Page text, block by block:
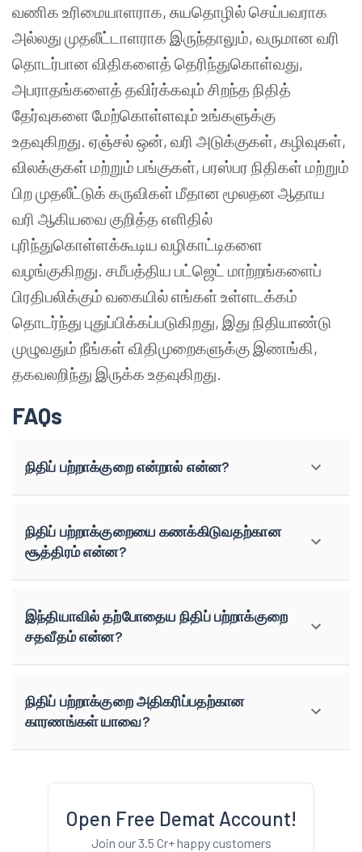
வணிக உரிமையாளராக, சுயதொழில் செய்பவராக
அல்லது முதலீட்டாளராக இருந்தாலும், வருமான வரி
தொடர்பான விதிகளைத் தெரிந்துகொள்வது,
அபராதங்களைத் தவிர்க்கவும் சிறந்த நிதித்
தேர்வுகளை மேற்கொள்ளவும் உங்களுக்கு
உதவுகிறது. ஏஞ்சல் ஒன், வரி அடுக்குகள், கழிவுகள்,
விலக்குகள் மற்றும் பங்குகள், பரஸ்பர நிதிகள் மற்றும்
பிற முதலீட்டுக் கருவிகள் மீதான மூலதன ஆதாய
வரி ஆகியவை குறித்த எளிதில்
புரிந்துகொள்ளக்கூடிய வழிகாட்டிகளை
வழங்குகிறது. சமீபத்திய பட்ஜெட் மாற்றங்களைப்
பிரதிபலிக்கும் வகையில் எங்கள் உள்ளடக்கம்
தொடர்ந்து புதுப்பிக்கப்படுகிறது, இது நிதியாண்டு
முழுவதும் நீங்கள் விதிமுறைகளுக்கு இணங்கி,
தகவலறிந்து இருக்க உதவுகிறது.
FAQs
நிதிப் பற்றாக்குறை என்றால் என்ன?
நிதிப் பற்றாக்குறையை கணக்கிடுவதற்கான
சூத்திரம் என்ன?
இந்தியாவில் தற்போதைய நிதிப் பற்றாக்குறை
சதவீதம் என்ன?
நிதிப் பற்றாக்குறை அதிகரிப்பதற்கான
காரணங்கள் யாவை?
Open Free Demat Account!
Join our 3.5 Cr+ happy customers